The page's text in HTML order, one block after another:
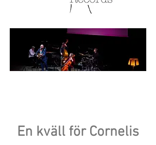
En kväll för Cornelis